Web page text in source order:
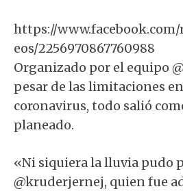
https://
eos/2256970867760988
Organizado por el equipo
pesar de las limitaciones
coronavirus, todo salió
planeado.
«Ni siquiera la lluvia pudo
@kruderjernej, quien fue